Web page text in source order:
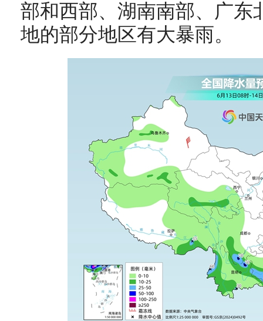
部和西部、湖南南部、广东
地的部分地区有大暴雨。